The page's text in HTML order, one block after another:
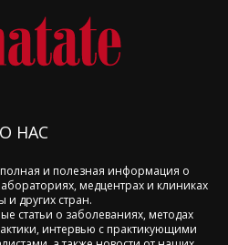
О НАС
полная и полезная информация о
медцентрах и клиниках
и других стран.
статьи о заболеваниях, методах
интервью с практикующими